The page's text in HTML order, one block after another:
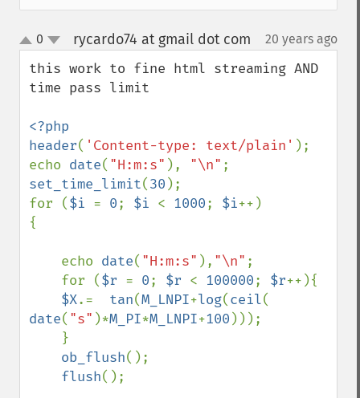
up
down
0 rycardo74 at gmail dot com 20 years ago
this work to fine html streaming AND
time pass limit
<?php
header( 'Content-type: text/plain' );
echo date( "H:m:s" ), "\n"
set_time_limit(30 );
for ($i = 0; $i < 1000; $i++)
{
    echo
date( "H:m:s" ), "\n" ;
    for (
$r = 0; $r < 100000; $r++){
$X.= tan(M_LNPI+log(ceil
date( "s" )*M_PI*M_LNPI+100 )));
ob_flush();
flush();